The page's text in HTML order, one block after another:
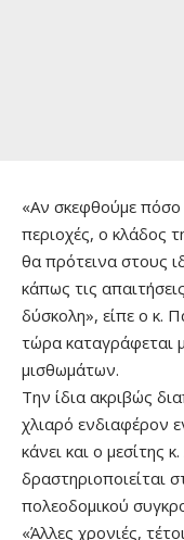
«Αν σκεφθούμε πόσο
περιοχές, ο κλάδος
θα πρότεινα στους
κάπως τις
δύσκολη», είπε ο κ.
τώρα καταγράφεται
μισθωμάτων.
Την ίδια ακριβώς
χλιαρό ενδιαφέρον
κάνει και ο μεσίτης κ.
δραστηριοποιείται
πολεοδομικού
«Άλλες χρονιές,